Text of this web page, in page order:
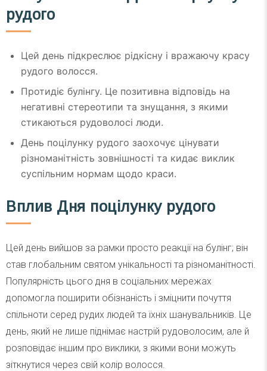
рудого
Цей день підкреслює рідкісну і вражаючу красу
рудого волосся.
Протидіє булінгу. Це позитивна відповідь на
негативні стереотипи та знущання, з якими
стикаються рудоволосі люди.
День поцілунку рудого заохочує цінувати
різноманітність зовнішності та кидає виклик
суспільним нормам щодо краси.
Вплив Дня поцілунку рудого
Цей день вийшов за рамки просто реакції на булінг; він
став глобальним святом унікальності та різноманітності.
Популярність цього дня в соціальних мережах
допомогла поширити обізнаність і зміцнити почуття
спільноти серед рудих людей та їхніх шанувальників. Це
день, який не лише піднімає настрій рудоволосим, але й
розповідає іншим про виклики, з якими вони можуть
зіткнутися через свій колір волосся.